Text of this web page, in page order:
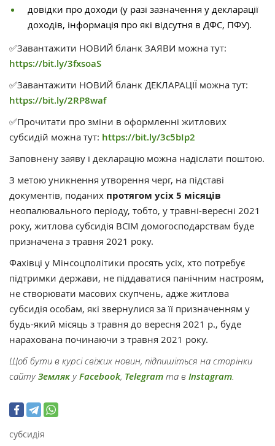
довідки про доходи (у разі зазначення у декларації
доходів, інформація про які відсутня в ДФС, ПФУ).
✅Завантажити НОВИЙ бланк ЗАЯВИ можна тут:
https://bit.ly/3fxsoaS
✅Завантажити НОВИЙ бланк ДЕКЛАРАЦІЇ можна тут:
https://bit.ly/2RP8waf
✅Прочитати про зміни в оформленні житлових
субсидій можна тут: https://bit.ly/3c5bIp2
Заповнену заяву і декларацію можна надіслати поштою.
З метою уникнення утворення черг, на підставі
документів, поданих протягом усіх 5 місяців
неопалювального періоду, тобто, у травні-вересні 2021
року, житлова субсидія ВСІМ домогосподарствам буде
призначена з травня 2021 року.
Фахівці у Мінсоцполітики просять усіх, хто потребує
підтримки держави, не піддаватися панічним настроям,
не створювати масових скупчень, адже житлова
субсидія особам, які звернулися за її призначенням у
будь-який місяць з травня до вересня 2021 р., буде
нарахована починаючи з травня 2021 року.
Щоб бути в курсі свіжих новин, підпишіться на сторінки
сайтуЗемлякуFacebook, Telegram та в Instagram
субсидія